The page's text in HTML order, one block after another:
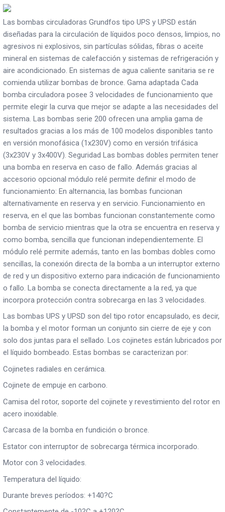
Las bombas circuladoras Grundfos tipo UPS y UPSD están
diseñadas para la circulación de líquidos poco densos, limpios, no
agresivos ni explosivos, sin partículas sólidas, fibras o aceite
mineral en sistemas de calefacción y sistemas de refrigeración y
aire acondicionado. En sistemas de agua caliente sanitaria se re
comienda utilizar bombas de bronce. Gama adaptada Cada
bomba circuladora posee 3 velocidades de funcionamiento que
permite elegir la curva que mejor se adapte a las necesidades del
sistema. Las bombas serie 200 ofrecen una amplia gama de
resultados gracias a los más de 100 modelos disponibles tanto
en versión monofásica (1x230V) como en versión trifásica
(3x230V y 3x400V). Seguridad Las bombas dobles permiten tener
una bomba en reserva en caso de fallo. Además gracias al
accesorio opcional módulo relé permite definir el modo de
funcionamiento: En alternancia, las bombas funcionan
alternativamente en reserva y en servicio. Funcionamiento en
reserva, en el que las bombas funcionan constantemente como
bomba de servicio mientras que la otra se encuentra en reserva y
como bomba, sencilla que funcionan independientemente. El
módulo relé permite además, tanto en las bombas dobles como
sencillas, la conexión directa de la bomba a un interruptor externo
de red y un dispositivo externo para indicación de funcionamiento
o fallo. La bomba se conecta directamente a la red, ya que
incorpora protección contra sobrecarga en las 3 velocidades.
Las bombas UPS y UPSD son del tipo rotor encapsulado, es decir,
la bomba y el motor forman un conjunto sin cierre de eje y con
solo dos juntas para el sellado. Los cojinetes están lubricados por
el líquido bombeado. Estas bombas se caracterizan por:
Cojinetes radiales en cerámica.
Cojinete de empuje en carbono.
Camisa del rotor, soporte del cojinete y revestimiento del rotor en
acero inoxidable.
Carcasa de la bomba en fundición o bronce.
Estator con interruptor de sobrecarga térmica incorporado.
Motor con 3 velocidades.
Temperatura del líquido:
Durante breves períodos: +140?C